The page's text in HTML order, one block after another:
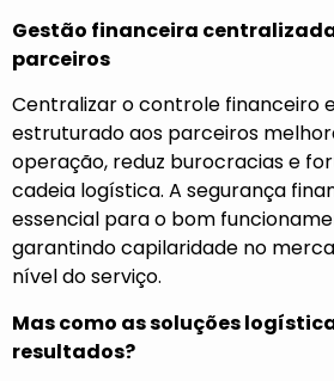
Gestão financeira
parceiros
Centralizar o controle financeiro
estruturado aos parceiros
operação, reduz burocracias e
cadeia logística. A segurança
essencial para o bom
garantindo capilaridade no
nível do serviço.
Mas como as soluções
resultados?